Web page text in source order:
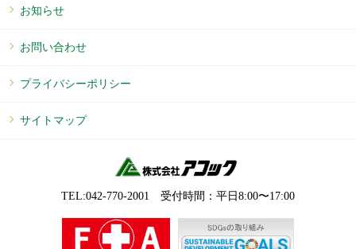
お知らせ
お問い合わせ
プライバシーポリシー
サイトマップ
TEL:042-770-2001 受付時間：平⽇8:00〜17:00